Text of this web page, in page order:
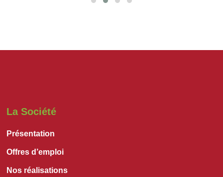
La Société
Présentation
Offres d’emploi
Nos réalisations